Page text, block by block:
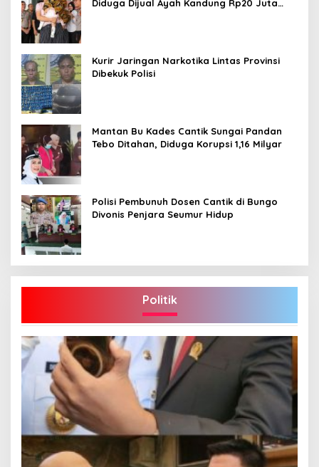
Diduga Dijual Ayah Kandung Rp20 Juta
Kurir Jaringan Narkotika Lintas Provinsi
Dibekuk Polisi
Mantan Bu Kades Cantik Sungai Pandan
Tebo Ditahan, Diduga Korupsi 1,16 Milyar
Polisi Pembunuh Dosen Cantik di Bungo
Divonis Penjara Seumur Hidup
Politik